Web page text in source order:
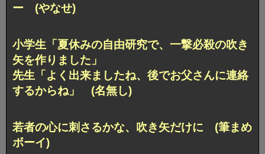
ー (やなせ)
小学生「夏休みの自由研究で、一撃必殺の吹き
矢を作りました」
先生「よく出来ましたね、後でお父さんに連絡
するからね」 (名無し)
若者の心に刺さるかな、吹き矢だけに (筆まめ
ボーイ)